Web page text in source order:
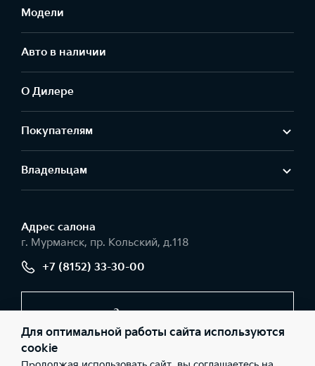
Модели
Авто в наличии
О Дилере
Покупателям
Владельцам
Адрес салонa
г. Мурманск, пр. Кольский, д.118
+7 (8152) 33-30-00
Заказать звонок
Для оптимальной работы сайта используются
cookie